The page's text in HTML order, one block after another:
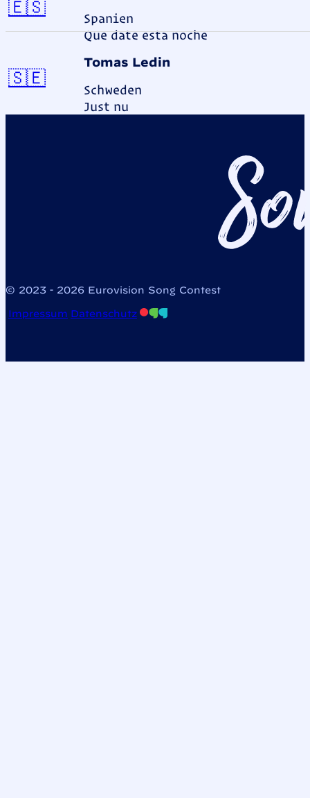
Spanien
Que date esta noche
🇪🇸Spanien
Tomas Ledin
Schweden
Just nu
🇸🇪Schweden
© 2023 - 2026 Eurovision Song Contest
Impressum Datenschutz